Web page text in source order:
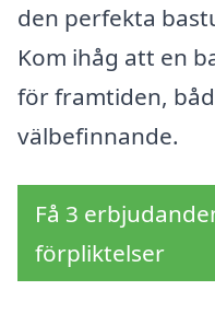
den perfekta
Kom ihåg att en
för framtiden,
välbefinnande.
Få 3
förpliktelser